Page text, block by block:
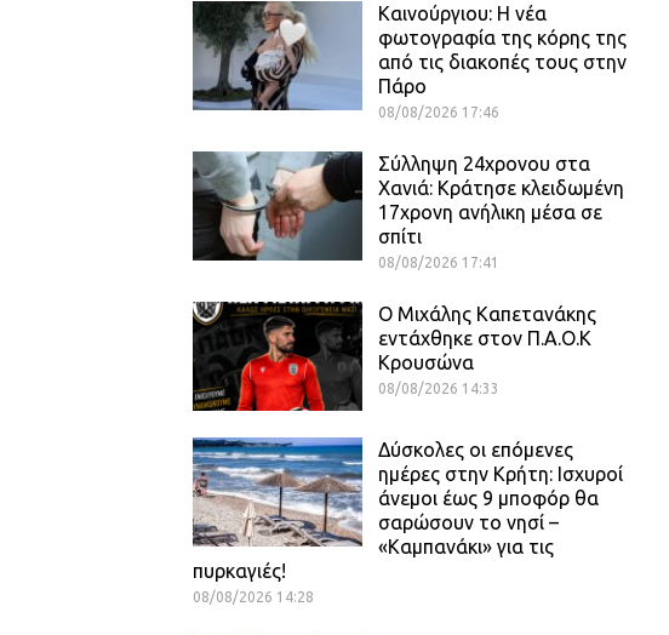
Καινούργιου: Η νέα
φωτογραφία της κόρης της
από τις διακοπές τους στην
Πάρο
08/08/2026 17:46
Σύλληψη 24χρονου στα
Χανιά: Κράτησε κλειδωμένη
17χρονη ανήλικη μέσα σε
σπίτι
08/08/2026 17:41
O Mιχάλης Καπετανάκης
εντάχθηκε στον Π.Α.Ο.Κ
Κρουσώνα
08/08/2026 14:33
Δύσκολες οι επόμενες
ημέρες στην Κρήτη: Ισχυροί
άνεμοι έως 9 μποφόρ θα
σαρώσουν το νησί –
«Καμπανάκι» για τις
πυρκαγιές!
08/08/2026 14:28